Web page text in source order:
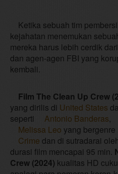
Ketika sebuah tim
kejahatan menemukan
mereka harus lebih cerdik
dan agen-agen FBI yang
kembali.
Film The Clean Up Crew
yang dirilis di United States
seperti
Antonio Banderas,
Melissa Leo yang bergenre
Crime dan di sutradarai
durasi film mencapai 95 min.
Crew (2024) kualitas HD